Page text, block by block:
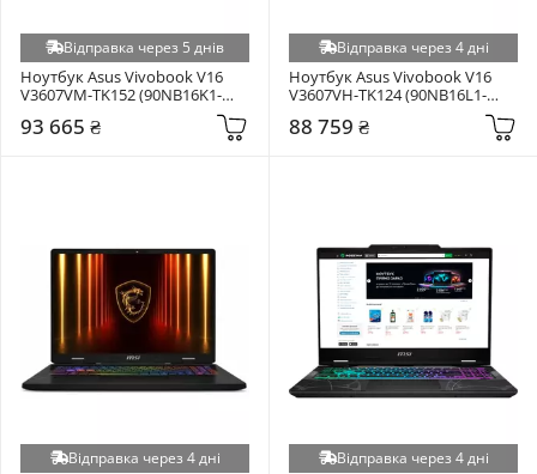
Відправка через 5 днів
Ноутбук Asus Vivobook V16
V3607VM-TK152 (90NB16K1-
93 665 ₴
Відправка через 4 дні
Ноутбук Asus Vivobook V16
V3607VH-TK124 (90NB16L1-
88 759 ₴
Відправка через 4 дні Відправка через 4 дні